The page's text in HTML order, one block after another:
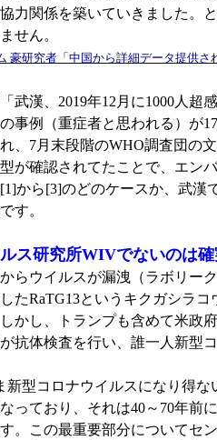
力関係を築いていきました。
せん。
豪研究者「中国から詳細データ提供さ
武漢、2019年12⽉に1000⼈超
事例（重症者と思われる）が
、7月末段階のWHO調査団の
が確認されてたことで、エン
から[3]のどのケースか、武漢
す。
ス研究所WIVでないのは確
らウイルスが漏洩（ラボリー
たRaTG13というキクガシラ
かし、トランプも含めて米政
抗体検査を行い、誰一人新型
型コロナウイルスになり得な
っており、それは40～70年
。この最重要部分についてセ